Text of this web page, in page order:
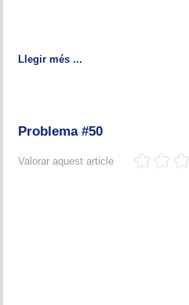
Llegir més ...
Problema #50
Valorar aquest article